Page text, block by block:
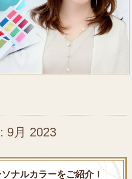
9月 2023
ナルカラーをご紹介！